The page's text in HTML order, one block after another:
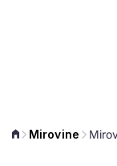
Mirovine